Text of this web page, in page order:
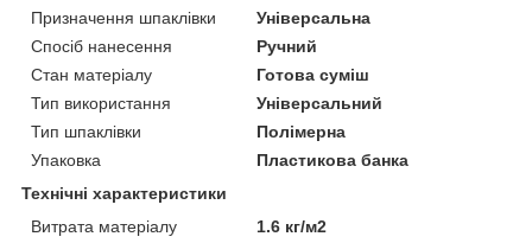
Призначення шпаклівки
Універсальна
Спосіб нанесення
Ручний
Стан матеріалу
Готова суміш
Тип використання
Універсальний
Тип шпаклівки
Полімерна
Упаковка
Пластикова банка
Технічні характеристики
Витрата матеріалу
1.6 кг/м2